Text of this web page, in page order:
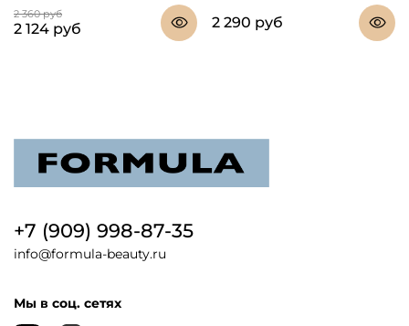
2 360 руб
2 124 руб
2 290 руб
+7 (909) 998-87-35
info@formula-beauty.ru
Мы в соц. сетях